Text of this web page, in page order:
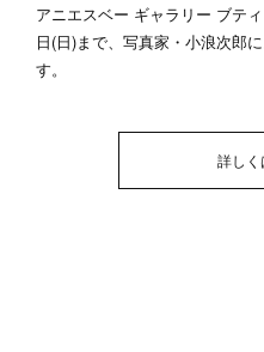
アニエスベー ギャラリー ブテ
日(日)まで、写真家・小浪次郎
す。
詳しく